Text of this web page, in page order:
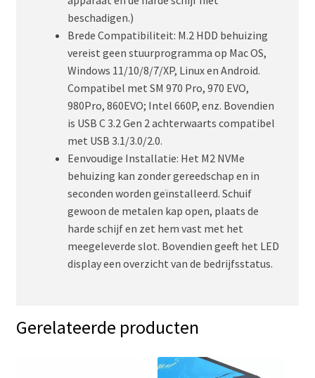
beschadigen.)
Brede Compatibiliteit: M.2 HDD behuizing
vereist geen stuurprogramma op Mac OS,
Windows 11/10/8/7/XP, Linux en Android.
Compatibel met SM 970 Pro, 970 EVO,
980Pro, 860EVO; Intel 660P, enz. Bovendien
is USB C 3.2 Gen 2 achterwaarts compatibel
met USB 3.1/3.0/2.0.
Eenvoudige Installatie: Het M2 NVMe
behuizing kan zonder gereedschap en in
seconden worden geïnstalleerd. Schuif
gewoon de metalen kap open, plaats de
harde schijf en zet hem vast met het
meegeleverde slot. Bovendien geeft het LED
display een overzicht van de bedrijfsstatus.
Gerelateerde producten